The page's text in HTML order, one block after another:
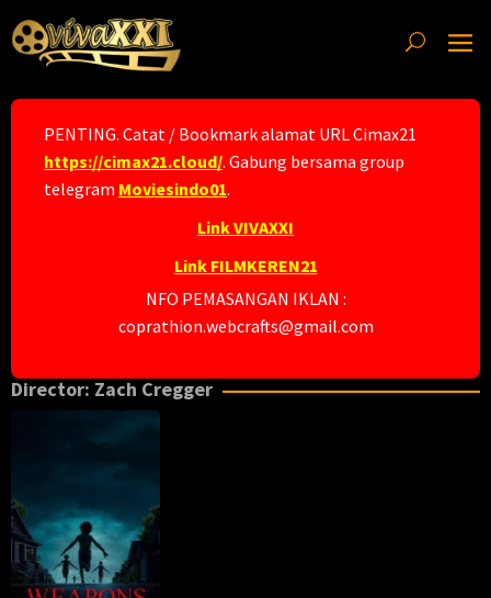
to
content
PENTING. Catat / Bookmark alamat URL Cimax21
https://cimax21.cloud/. Gabung bersama group
telegram Moviesindo01.
Link VIVAXXI
Link FILMKEREN21
NFO PEMASANGAN IKLAN :
coprathion.webcrafts@gmail.com
Director: Zach Cregger